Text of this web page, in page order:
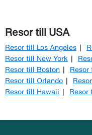
Resor till USA
Resor till Los Angeles
Resor till New York
Resor till Boston
Resor
Resor till Orlando
Resor till Hawaii
Resor